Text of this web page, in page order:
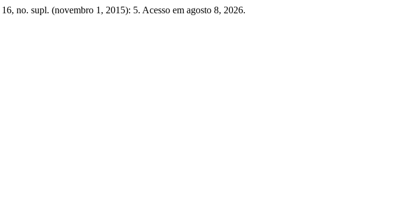
16, no. supl. (novembro 1, 2015): 5. Acesso em agosto 8, 2026.